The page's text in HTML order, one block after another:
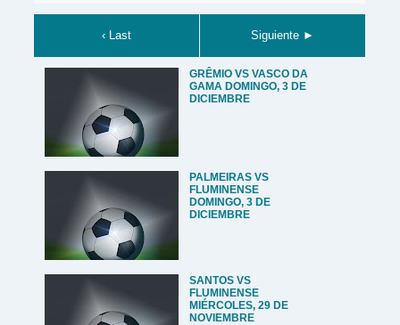
‹ Last Siguiente ►
GRÊMIO VS VASCO DA
GAMA DOMINGO, 3 DE
DICIEMBRE
PALMEIRAS VS
FLUMINENSE
DOMINGO, 3 DE
DICIEMBRE
SANTOS VS
FLUMINENSE
MIÉRCOLES, 29 DE
NOVIEMBRE